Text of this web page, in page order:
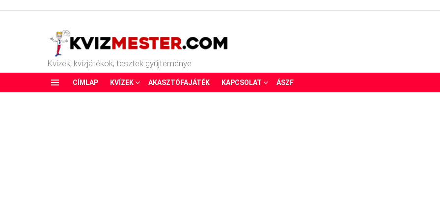
Kvízek, kvízjátékok, tesztek gyűjteménye
CÍMLAP KVÍZEK AKASZTÓFAJÁTÉK KAPCSOLAT ÁSZF